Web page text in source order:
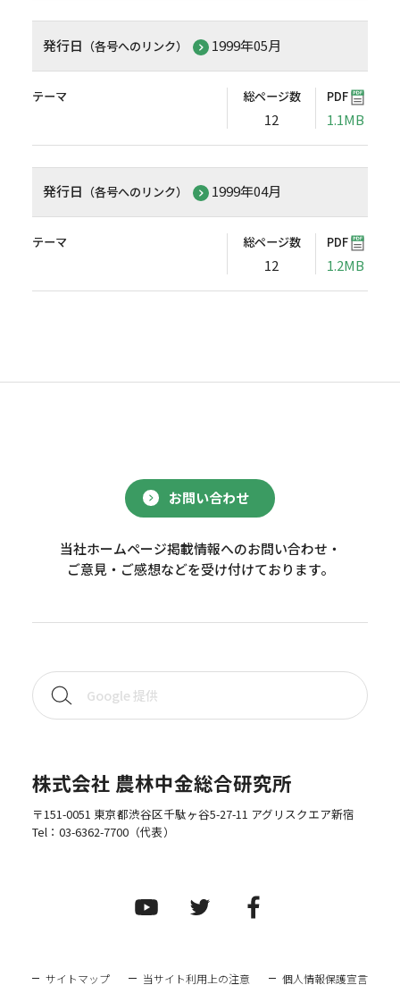
発行日 （各号へのリンク） 1999年05月
テーマ 総ページ数
12
PDF
1.1MB
発行日 （各号へのリンク） 1999年04月
テーマ 総ページ数
12
PDF
1.2MB
お問い合わせ
当社ホームページ掲載情報へのお問い合わせ・
ご意見・ご感想などを受け付けております。
株式会社 農林中金総合研究所
〒151-0051 東京都渋谷区千駄ヶ谷5-27-11 アグリスクエア新宿
Tel： 03-6362-7700（代表）
サイトマップ 当サイト利用上の注意 個人情報保護宣言